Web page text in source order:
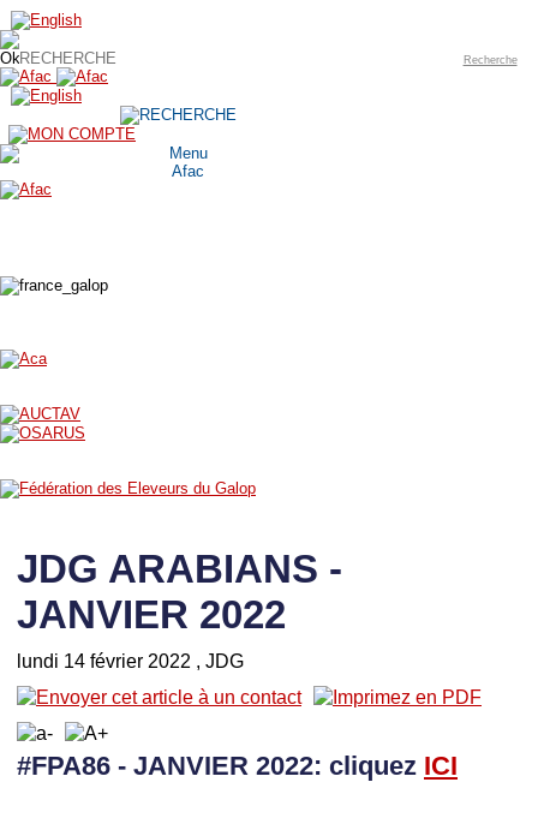
Recherche
JDG ARABIANS -
JANVIER 2022
lundi 14 février 2022 , JDG
#FPA86 - JANVIER 2022: cliquez ICI